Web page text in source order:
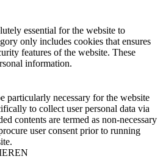
essential for the website to
only includes cookies that ensures
features of the website. These
information.
particularly necessary for the website
to collect user personal data via
contents are termed as non-necessary
user consent prior to running